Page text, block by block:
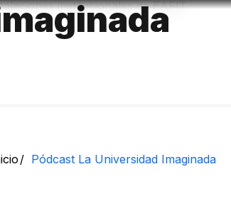
Pódc​ast​ La Universidad Imag​​​inada